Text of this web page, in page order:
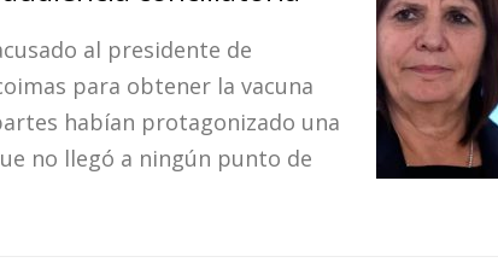
al presidente de
para obtener la vacuna
habían protagonizado una
no llegó a ningún punto de